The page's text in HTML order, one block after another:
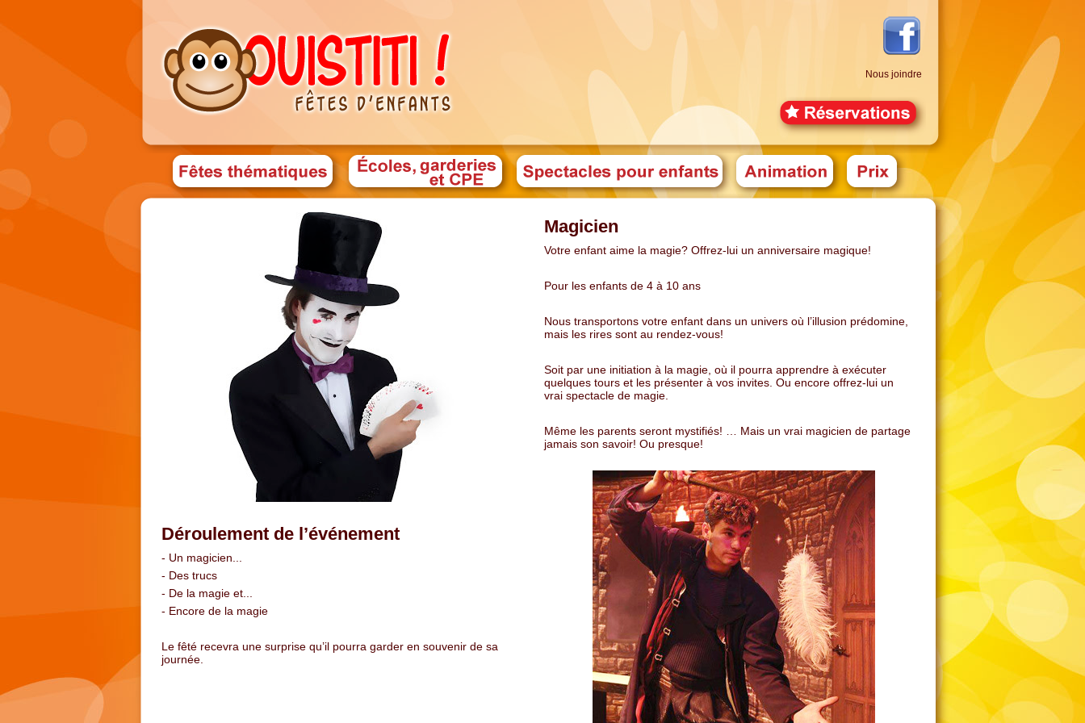
Nous joindre
Déroulement de l’événement
- Un magicien...
- Des trucs
- De la magie et...
- Encore de la magie
Le fêté recevra une surprise qu’il pourra garder en souvenir de sa
journée.
Magicien
Votre enfant aime la magie? Offrez-lui un anniversaire magique!
Pour les enfants de 4 à 10 ans
Nous transportons votre enfant dans un univers où l’illusion prédomine,
mais les rires sont au rendez-vous!
Soit par une initiation à la magie, où il pourra apprendre à exécuter
quelques tours et les présenter à vos invites. Ou encore offrez-lui un
vrai spectacle de magie.
Même les parents seront mystifiés! … Mais un vrai magicien de partage
jamais son savoir! Ou presque!